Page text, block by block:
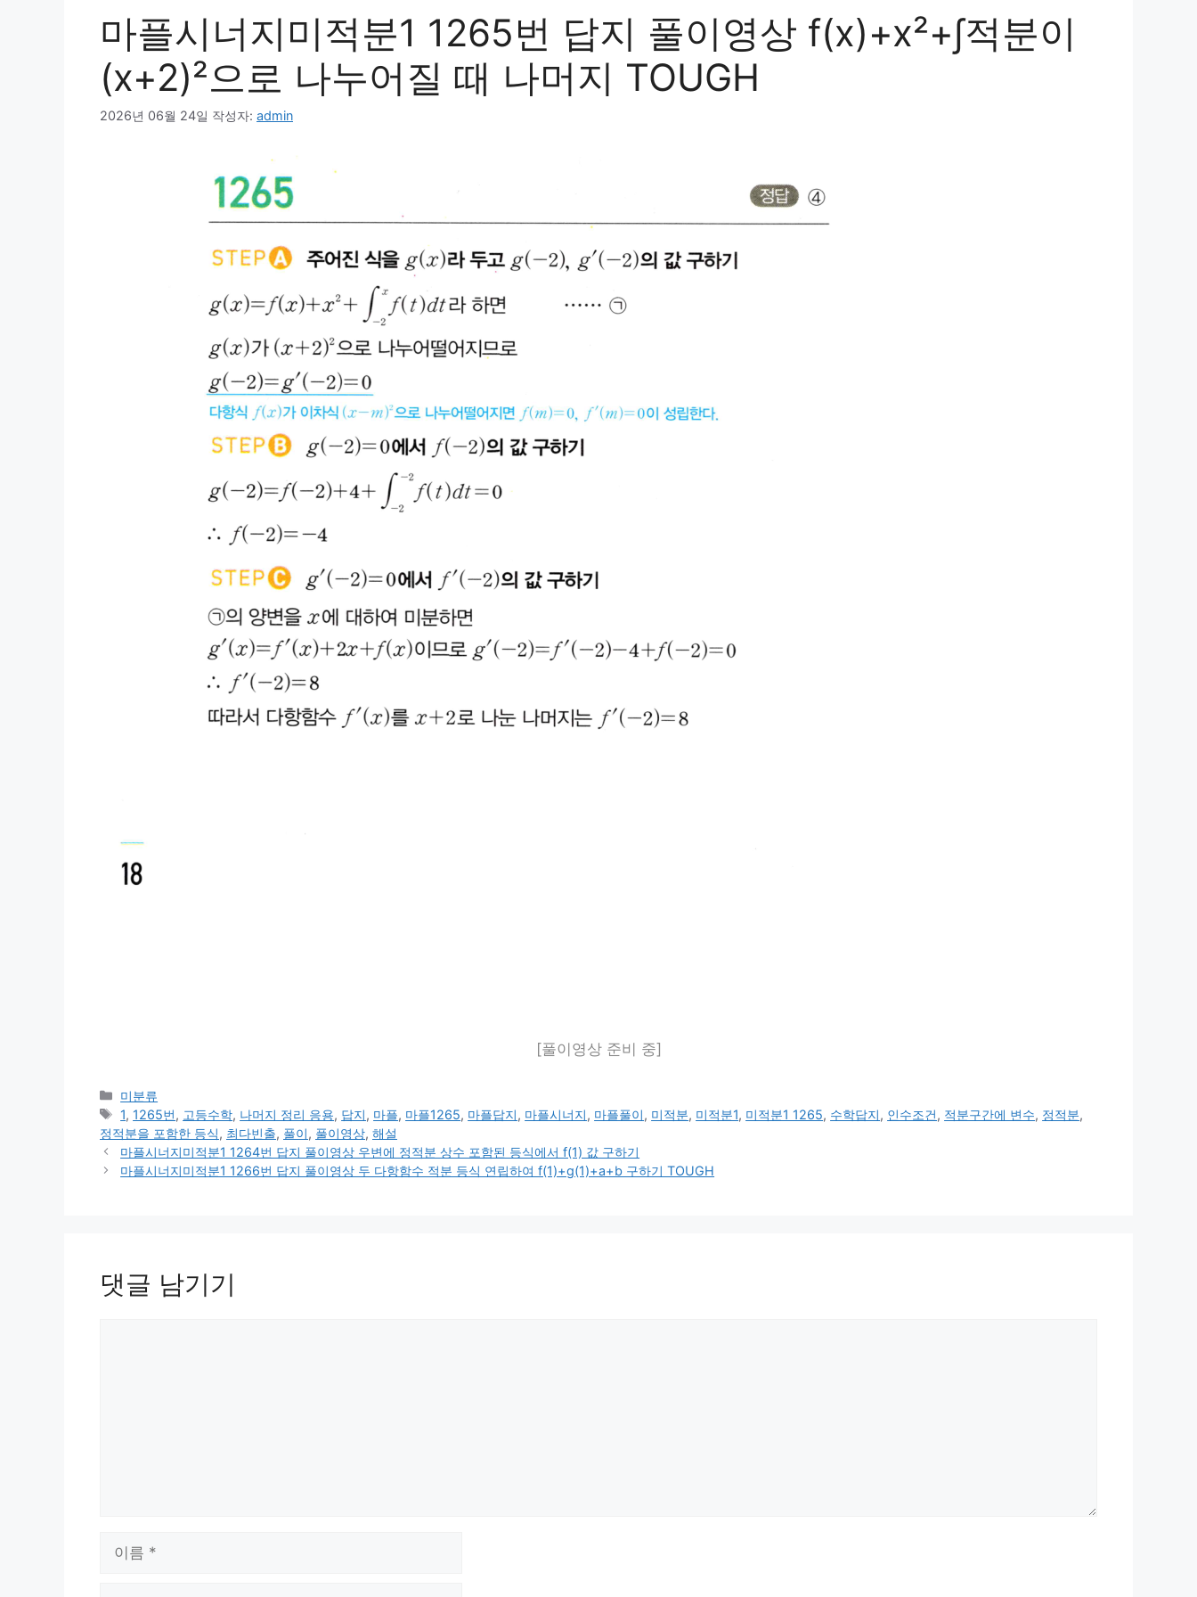
마플시너지미적분1 1265번 답지 풀이영상 f(x)+x²+∫적분이
(x+2)²으로 나누어질 때 나머지 TOUGH
2026년 06월 24일 작성자: admin
[풀이영상 준비 중]
카
테
고
리
미분류
태
그
1, 1265번, 고등수학, 나머지 정리 응용, 답지, 마플, 마플1265, 마플답지, 마플시너지, 마플풀이, 미적분, 미적분1, 미적분1 1265, 수학답지, 인수조건, 적분구간에 변수, 정적분,
정적분을 포함한 등식, 최다빈출, 풀이, 풀이영상, 해설
마플시너지미적분1 1264번 답지 풀이영상 우변에 정적분 상수 포함된 등식에서 f(1) 값 구하기
마플시너지미적분1 1266번 답지 풀이영상 두 다항함수 적분 등식 연립하여 f(1)+g(1)+a+b 구하기 TOUGH
댓글 남기기